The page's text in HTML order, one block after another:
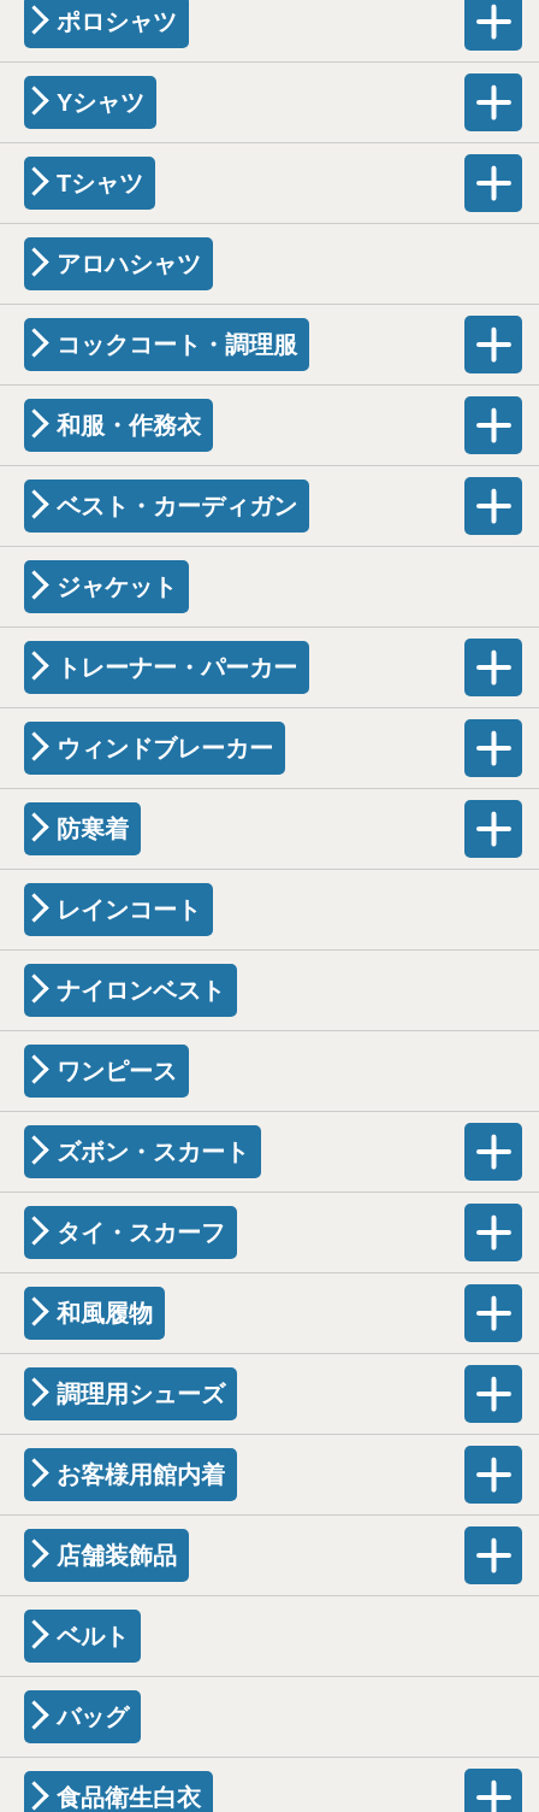
ポロシャツ
Yシャツ
Tシャツ
アロハシャツ
コックコート・調理服
和服・作務衣
ベスト・カーディガン
ジャケット
トレーナー・パーカー
ウィンドブレーカー
防寒着
レインコート
ナイロンベスト
ワンピース
ズボン・スカート
タイ・スカーフ
和風履物
調理用シューズ
お客様用館内着
店舗装飾品
ベルト
バッグ
食品衛生白衣